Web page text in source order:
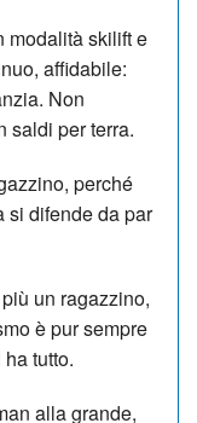
modalità skilift e
affidabile:
Non
saldi per terra.
perché
si difende da par
un ragazzino,
è pur sempre
tutto.
alla grande,